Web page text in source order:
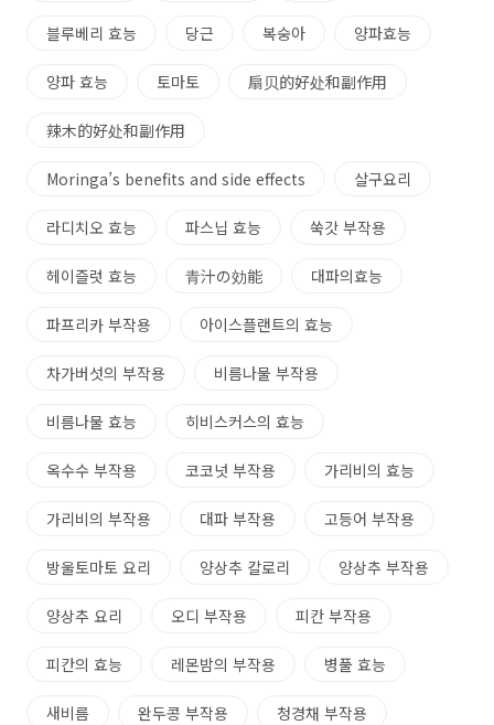
블루베리 효능 당근 복숭아 양파효능
양파 효능 토마토 扇贝的好处和副作用
辣木的好处和副作用
Moringa’s benefits and side effects 살구요리
라디치오 효능 파스닙 효능 쑥갓 부작용
헤이즐럿 효능 青汁の効能 대파의효능
파프리카 부작용 아이스플랜트의 효능
차가버섯의 부작용 비름나물 부작용
비름나물 효능 히비스커스의 효능
옥수수 부작용 코코넛 부작용 가리비의 효능
가리비의 부작용 대파 부작용 고등어 부작용
방울토마토 요리 양상추 칼로리 양상추 부작용
양상추 요리 오디 부작용 피칸 부작용
피칸의 효능 레몬밤의 부작용 병풀 효능
새비름 완두콩 부작용 청경채 부작용